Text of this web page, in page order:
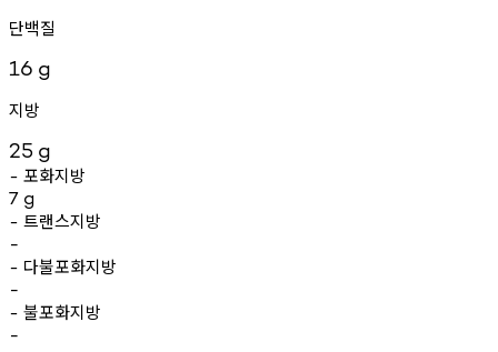
단백질
16 g
지방
25 g
- 포화지방
7 g
- 트랜스지방
-
- 다불포화지방
-
- 불포화지방
-